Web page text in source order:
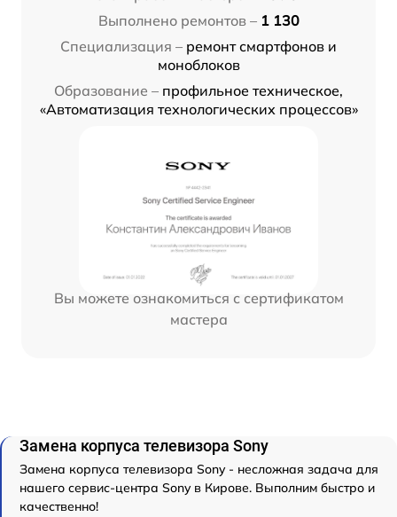
Выполнено ремонтов – 1 130
Специализация – ремонт смартфонов и
моноблоков
Образование – профильное техническое,
«Автоматизация технологических процессов»
Вы можете ознакомиться с сертификатом
мастера
Замена корпуса телевизора Sony
Замена корпуса телевизора Sony - несложная задача для
нашего сервис-центра Sony в Кирове. Выполним быстро и
качественно!